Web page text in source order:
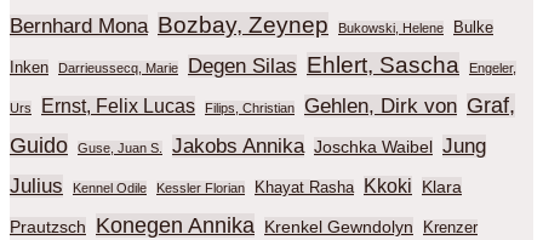
Bernhard Mona Bozbay, Zeynep Bukowski, Helene Bulke
Inken Darrieussecq, Marie Degen Silas Ehlert, Sascha Engeler,
Urs Ernst, Felix Lucas Filips, Christian Gehlen, Dirk von Graf,
Guido
Guse, Juan S. Jakobs Annika Joschka Waibel Jung
Julius
Kennel Odile Kessler Florian Khayat Rasha Kkoki Klara
Prautzsch Konegen Annika Krenkel Gewndolyn Krenzer